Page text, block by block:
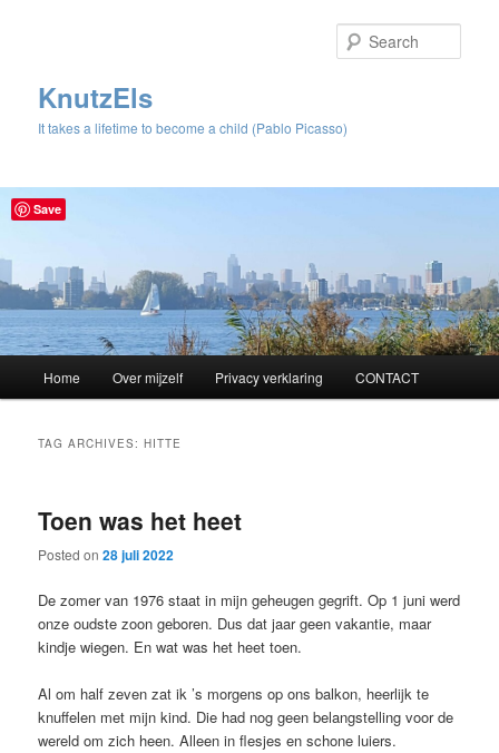
KnutzEls
It takes a lifetime to become a child (Pablo Picasso)
Skip
content
Skip
content
Home Over mijzelf Privacy verklaring CONTACT
TAG ARCHIVES:HITTE
Toen was het heet
Posted on28 juli 2022
De zomer van 1976 staat in mijn geheugen gegrift. Op 1 juni werd
onze oudste zoon geboren. Dus dat jaar geen vakantie, maar
kindje wiegen. En wat was het heet toen.
Al om half zeven zat ik ’s morgens op ons balkon, heerlijk te
knuffelen met mijn kind. Die had nog geen belangstelling voor de
wereld om zich heen. Alleen in flesjes en schone luiers.
Save